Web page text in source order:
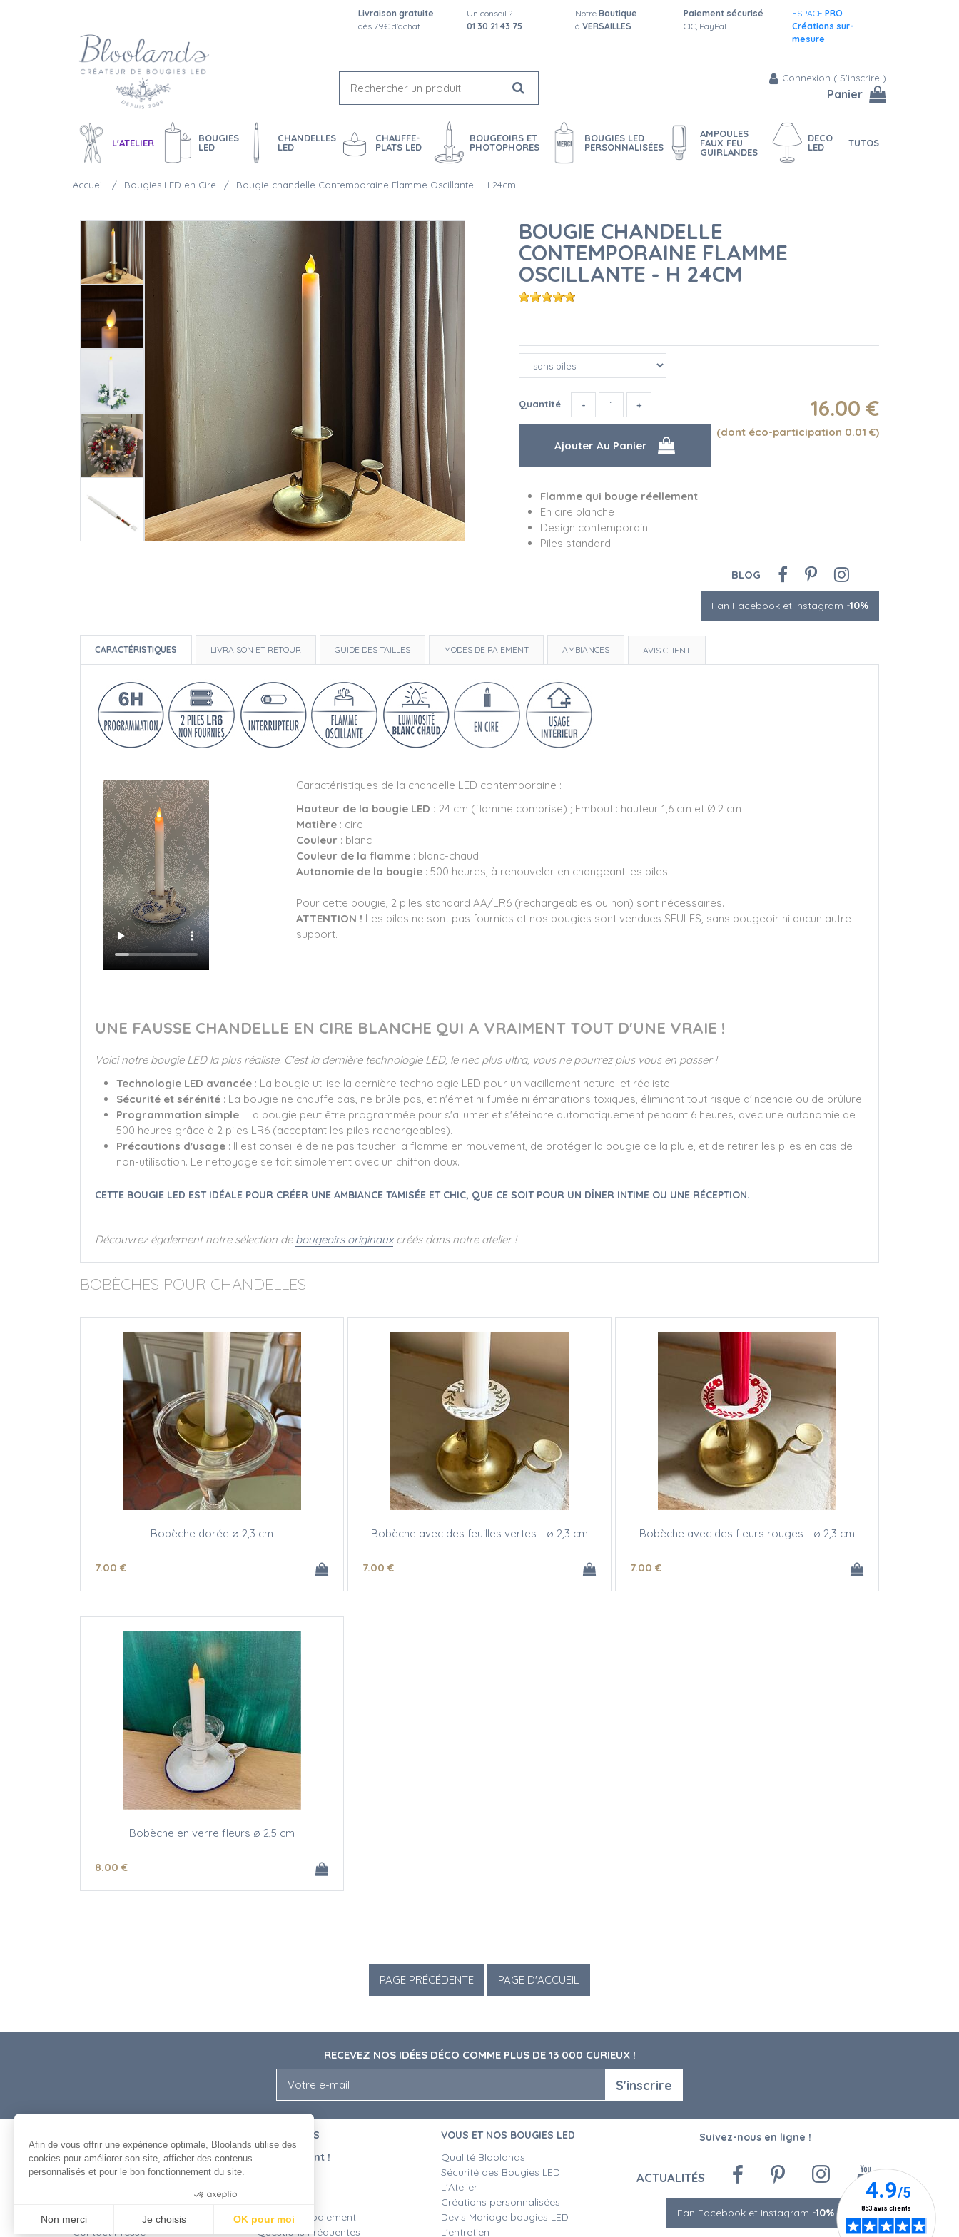
Livraison gratuite
dès 79€ d'achat
Un conseil ?
01 30 21 43 75
Notre Boutique
à VERSAILLES
Paiement sécurisé
CIC, PayPal
ESPACE PRO
Créations sur-
mesure
Connexion ( S'inscrire )
Panier
L'ATELIER
BOUGIES
LED
CHANDELLES
LED
CHAUFFE-
PLATS LED
BOUGEOIRS ET
PHOTOPHORES
BOUGIES LED
PERSONNALISÉES
AMPOULES
FAUX FEU
GUIRLANDES
DECO
LED
TUTOS
Accueil Bougies LED en Cire Bougie chandelle Contemporaine Flamme Oscillante - H 24cm
BOUGIE CHANDELLE
CONTEMPORAINE FLAMME
OSCILLANTE - H 24CM
16.00 €
(dont éco-participation 0.01 €)
Quantité
Flamme qui bouge réellement
En cire blanche
Design contemporain
Piles standard
BLOG
Fan Facebook et Instagram -10%
CARACTÉRISTIQUES LIVRAISON ET RETOUR GUIDE DES TAILLES MODES DE PAIEMENT AMBIANCES AVIS CLIENT
Caractéristiques de la chandelle LED contemporaine :
Hauteur de la bougie LED : 24 cm (flamme comprise) ; Embout : hauteur 1,6 cm et Ø 2 cm
Matière : cire
Couleur : blanc
Couleur de la flamme : blanc-chaud
Autonomie de la bougie : 500 heures, à renouveler en changeant les piles.
Pour cette bougie, 2 piles standard AA/LR6 (rechargeables ou non) sont nécessaires.
ATTENTION ! Les piles ne sont pas fournies et nos bougies sont vendues SEULES, sans bougeoir ni aucun autre
support.
UNE FAUSSE CHANDELLE EN CIRE BLANCHE QUI A VRAIMENT TOUT D'UNE VRAIE !
Voici notre bougie LED la plus réaliste. C'est la dernière technologie LED, le nec plus ultra, vous ne pourrez plus vous en passer !
Technologie LED avancée : La bougie utilise la dernière technologie LED pour un vacillement naturel et réaliste.
Sécurité et sérénité : La bougie ne chauffe pas, ne brûle pas, et n'émet ni fumée ni émanations toxiques, éliminant tout risque d'incendie ou de brûlure.
Programmation simple : La bougie peut être programmée pour s'allumer et s'éteindre automatiquement pendant 6 heures, avec une autonomie de
500 heures grâce à 2 piles LR6 (acceptant les piles rechargeables).
Précautions d'usage : Il est conseillé de ne pas toucher la flamme en mouvement, de protéger la bougie de la pluie, et de retirer les piles en cas de
non-utilisation. Le nettoyage se fait simplement avec un chiffon doux.
CETTE BOUGIE LED EST IDÉALE POUR CRÉER UNE AMBIANCE TAMISÉE ET CHIC, QUE CE SOIT POUR UN DÎNER INTIME OU UNE RÉCEPTION.
Découvrez également notre sélection de bougeoirs originauxcréés dans notre atelier !
BOBÈCHES POUR CHANDELLES
Bobèche dorée ø 2,3 cm
7.00 €
Bobèche avec des feuilles vertes - ø 2,3 cm
7.00 €
Bobèche avec des fleurs rouges - ø 2,3 cm
7.00 €
Bobèche en verre fleurs ø 2,5 cm
8.00 €
RECEVEZ NOS IDÉES DÉCO COMME PLUS DE 13 000 CURIEUX !
S'inscrire
L'équipe
L'histoire de Bloolands
Nos publications
Contact Presse
ENTRE NOUS
Recrutement !
Moyens de paiement
Questions Fréquentes
VOUS ET NOS BOUGIES LED
Qualité Bloolands
Sécurité des Bougies LED
L'Atelier
Créations personnalisées
Devis Mariage bougies LED
L'entretien
Suivez-nous en ligne !
ACTUALITÉS
Fan Facebook et Instagram -10%
Afin de vous offrir une expérience optimale, Bloolands utilise des
cookies pour améliorer son site, afficher des contenus
personnalisés et pour le bon fonctionnement du site.
Non merci Je choisis OK pour moi